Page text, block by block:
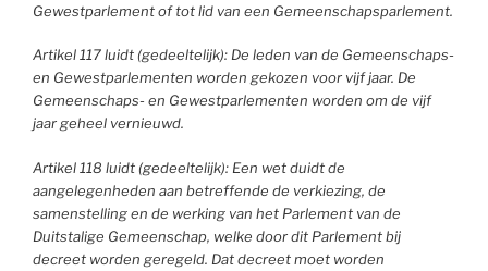
Gewestparlement of tot lid van een Gemeenschapsparlement.
Artikel 117 luidt (gedeeltelijk): De leden van de Gemeenschaps-
en Gewestparlementen worden gekozen voor vijf jaar. De
Gemeenschaps- en Gewestparlementen worden om de vijf
jaar geheel vernieuwd.
Artikel 118 luidt (gedeeltelijk): Een wet duidt de
aangelegenheden aan betreffende de verkiezing, de
samenstelling en de werking van het Parlement van de
Duitstalige Gemeenschap, welke door dit Parlement bij
decreet worden geregeld. Dat decreet moet worden